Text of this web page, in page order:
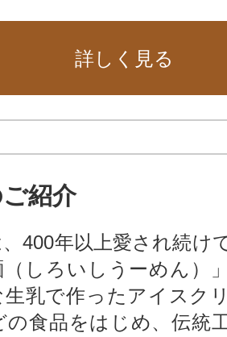
詳しく見る
紹介
400年以上愛され続け
（しろいしうーめん）
生乳で作ったアイスク
の食品をはじめ、伝統